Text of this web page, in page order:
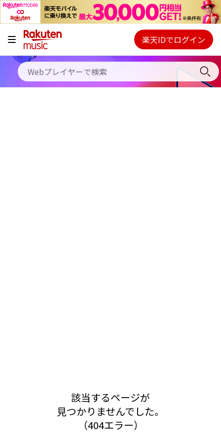
キャンペーン
料金プラン
使い方
Webプレイヤー
ご契約内容の確認・変更
楽天IDでログイン
該当するページが
見つかりませんでした。
（404エラー）